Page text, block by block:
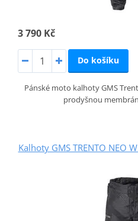
3 790 Kč
Do košíku
Pánské moto kalhoty GMS
prodyšnou
Kalhoty GMS TRENTO NEO